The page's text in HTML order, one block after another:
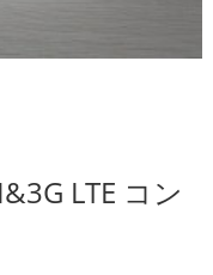
LTE コン